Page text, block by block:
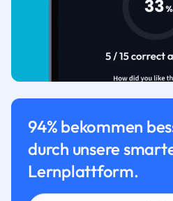
94% bekommen
durch unsere
Lernplattform.